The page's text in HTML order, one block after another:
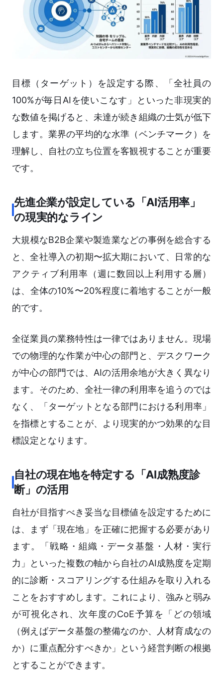
目標（ターゲット）を設定する際、「全社員の
100%が毎日AIを使いこなす」といった非現実的
な数値を掲げると、未達が続き組織の士気が低下
します。業界の平均的な水準（ベンチマーク）を
理解し、自社の立ち位置を客観視することが重要
です。
先進企業が設定している「AI活用率」
の現実的なライン
大規模なB2B企業や製造業などの事例を総合する
と、全社導入の初期〜拡大期において、日常的な
アクティブ利用率（週に数回以上利用する層）
は、全体の10%〜20%程度に着地することが一般
的です。
全従業員の業務特性は一律ではありません。現場
での物理的な作業が中心の部門と、デスクワーク
が中心の部門では、AIの活用余地が大きく異なり
ます。そのため、全社一律の利用率を追うのでは
なく、「ターゲットとなる部門における利用率」
を指標とすることが、より現実的かつ効果的な目
標設定となります。
自社の現在地を特定する「AI成熟度診
断」の活用
自社が目指すべき妥当な目標値を設定するために
は、まず「現在地」を正確に把握する必要があり
ます。「戦略・組織・データ基盤・人材・実行
力」といった複数の軸から自社のAI成熟度を定期
的に診断・スコアリングする仕組みを取り入れる
ことをおすすめします。これにより、強みと弱み
が可視化され、次年度のCoE予算を「どの領域
（例えばデータ基盤の整備なのか、人材育成なの
か）に重点配分すべきか」という経営判断の根拠
とすることができます。